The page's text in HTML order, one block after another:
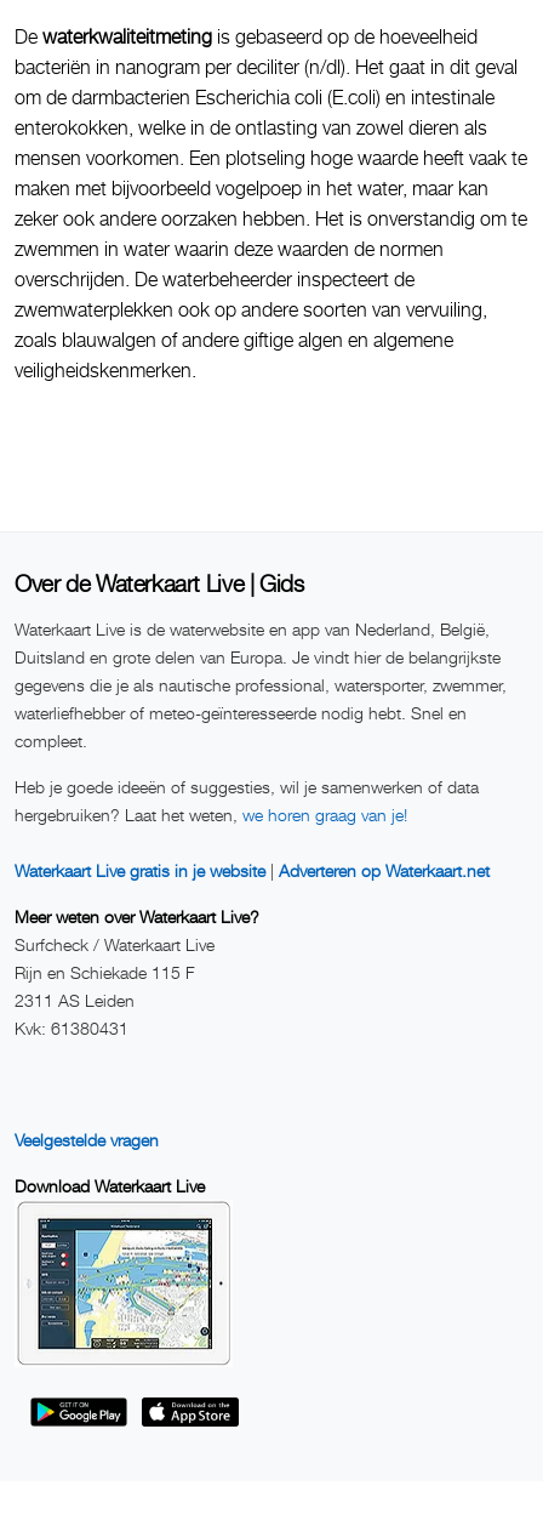
De waterkwaliteitmeting is gebaseerd op de hoeveelheid
bacteriën in nanogram per deciliter (n/dl). Het gaat in dit geval
om de darmbacterien Escherichia coli (E.coli) en intestinale
enterokokken, welke in de ontlasting van zowel dieren als
mensen voorkomen. Een plotseling hoge waarde heeft vaak te
maken met bijvoorbeeld vogelpoep in het water, maar kan
zeker ook andere oorzaken hebben. Het is onverstandig om te
zwemmen in water waarin deze waarden de normen
overschrijden. De waterbeheerder inspecteert de
zwemwaterplekken ook op andere soorten van vervuiling,
zoals blauwalgen of andere giftige algen en algemene
veiligheidskenmerken.
Over de Waterkaart Live | Gids
Waterkaart Live is de waterwebsite en app van Nederland, België,
Duitsland en grote delen van Europa. Je vindt hier de belangrijkste
gegevens die je als nautische professional, watersporter, zwemmer,
waterliefhebber of meteo-geïnteresseerde nodig hebt. Snel en
compleet.
Heb je goede ideeën of suggesties, wil je samenwerken of data
hergebruiken? Laat het weten, we horen graag van je!
Waterkaart Live gratis in je website| Adverteren op Waterkaart.net
Meer weten over Waterkaart Live?
Surfcheck / Waterkaart Live
Rijn en Schiekade 115 F
2311 AS Leiden
Kvk: 61380431
Veelgestelde vragen
Download Waterkaart Live